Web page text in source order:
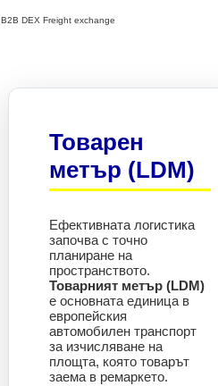
B2B DEX Freight exchange
Товарен
метър (LDM)
Ефективната логистика
започва с точно
планиране на
пространството.
Товарният метър (LDM)
е основната единица в
европейския
автомобилен транспорт
за изчисляване на
площта, която товарът
заема в ремаркето.